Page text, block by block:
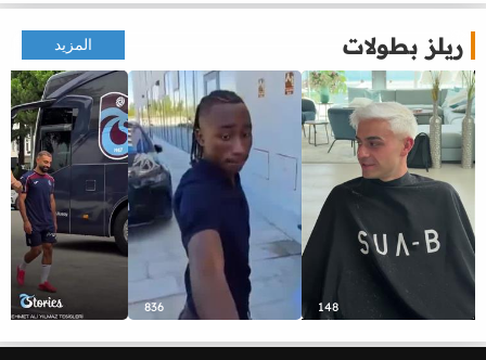
ريلز بطولات المزيد
148
836